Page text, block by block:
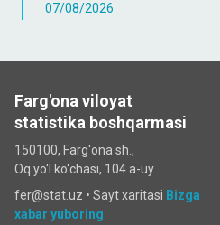
07/08/2026
Farg'ona viloyat
statistika boshqarmasi
150100, Farg'ona sh.,
Oq yo'l ko‘chаsi, 104 a-uy
fer@stat.uz • Sayt xaritasi Bizga
xabar yuboring